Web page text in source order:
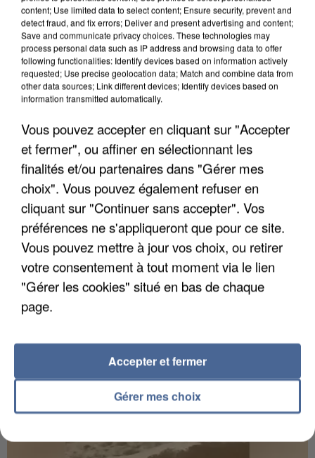
6 août 2026
Gabriel Attal et Raphaël Glucksmann visés par des
ingérences...
Sollicité, Sébastien Lecornu annonce un "travail
commun" avec les partis à la rentrée.
content; Use limited data to select content; Ensure security, prevent and
detect fraud, and fix errors; Deliver and present advertising and content;
Save and communicate privacy choices. These technologies may
process personal data such as IP address and browsing data to offer
following functionalities: Identify devices based on information actively
requested; Use precise geolocation data; Match and combine data from
other data sources; Link different devices; Identify devices based on
information transmitted automatically.
Vous pouvez accepter en cliquant sur "Accepter
et fermer", ou affiner en sélectionnant les
finalités et/ou partenaires dans "Gérer mes
choix". Vous pouvez également refuser en
cliquant sur "Continuer sans accepter". Vos
préférences ne s'appliqueront que pour ce site.
Vous pouvez mettre à jour vos choix, ou retirer
votre consentement à tout moment via le lien
"Gérer les cookies" situé en bas de chaque
page.
Gérer mes choix
Accepter et fermer